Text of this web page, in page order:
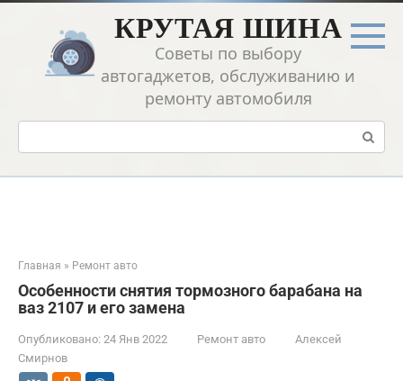
Перейти
контенту
КРУТАЯ ШИНА
Советы по выбору
автогаджетов, обслуживанию и
ремонту автомобиля
Поиск:
Главная » Ремонт авто
Особенности снятия тормозного барабана на
ваз 2107 и его замена
Опубликовано: 24 Янв 2022 Ремонт авто
Алексей
Смирнов